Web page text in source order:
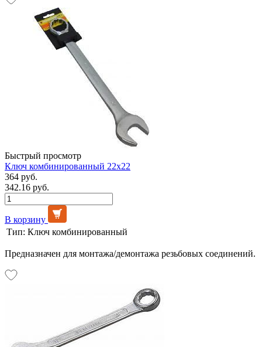
Быстрый просмотр
Ключ комбинированный 22х22
364 руб.
342.16 руб.
В корзину
Тип: Ключ комбинированный
Предназначен для монтажа/демонтажа резьбовых соединений.